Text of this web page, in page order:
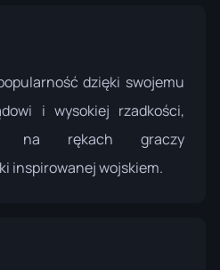
dzięki swojemu
i wysokiej rzadkości,
na rękach graczy
inspirowanej wojskiem.